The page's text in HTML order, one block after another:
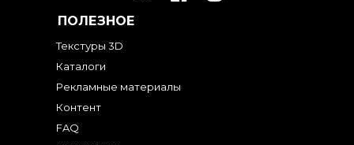
ПОЛЕЗНОЕ
Текстуры 3D
Каталоги
Рекламные материалы
Контент
FAQ